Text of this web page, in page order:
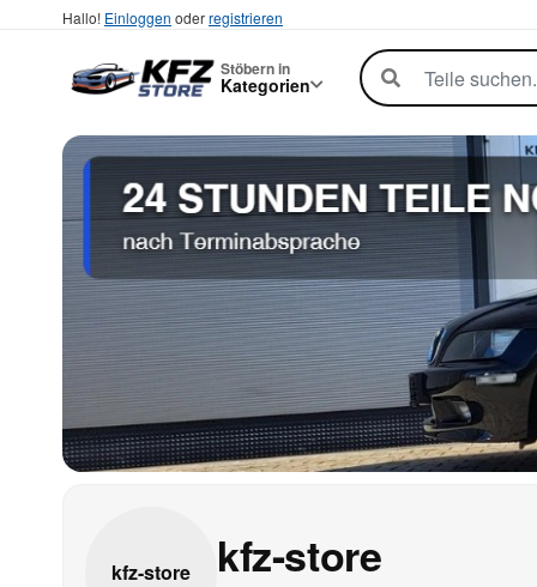
Hallo! Einloggen oderregistrieren
Stöbern in
Kategorien
kfz-store kfz-store